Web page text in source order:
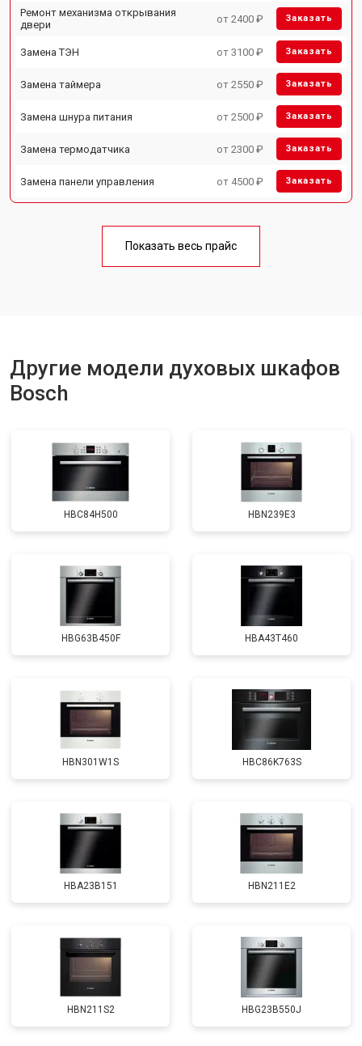
Ремонт механизма открывания
двери
от 2400 ₽ Заказать
Замена ТЭН от 3100 ₽ Заказать
Замена таймера от 2550 ₽ Заказать
Замена шнура питания от 2500 ₽ Заказать
Замена термодатчика от 2300 ₽ Заказать
Замена панели управления от 4500 ₽ Заказать
Показать весь прайс
Другие модели духовых шкафов
Bosch
HBC84H500 HBN239E3
HBG63B450F HBA43T460
HBN301W1S HBC86K763S
HBA23B151 HBN211E2
HBN211S2 HBG23B550J